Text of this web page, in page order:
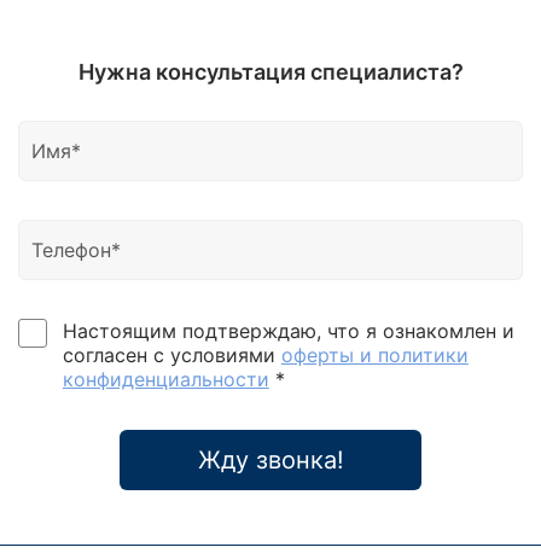
Нужна консультация специалиста?
Настоящим подтверждаю, что я ознакомлен и
согласен с условиями оферты и политики
конфиденциальности *
Жду звонка!